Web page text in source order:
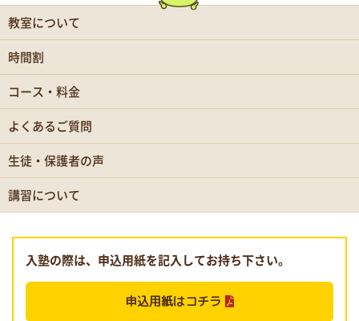
教室について
時間割
コース・料金
よくあるご質問
生徒・保護者の声
講習について
入塾の際は、申込用紙を記入してお持ち下さい。
申込用紙はコチラ